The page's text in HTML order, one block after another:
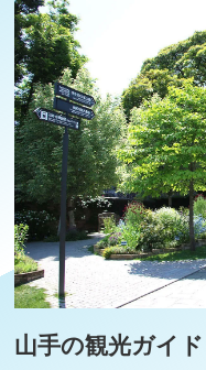
山手の観光ガイド